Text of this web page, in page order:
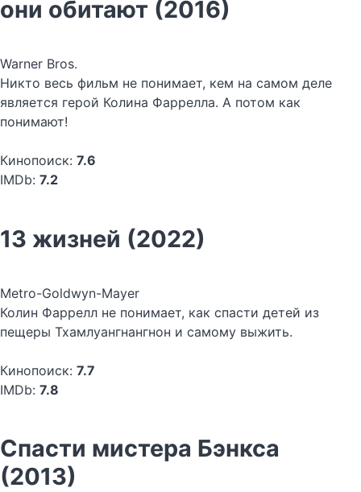
они обитают (2016)
Warner Bros.
Никто весь фильм не понимает, кем на самом деле
является герой Колина Фаррелла. А потом как
понимают!
Кинопоиск: 7.6
IMDb: 7.2
13 жизней (2022)
Metro-Goldwyn-Mayer
Колин Фаррелл не понимает, как спасти детей из
пещеры Тхамлуангнангнон и самому выжить.
Кинопоиск: 7.7
IMDb: 7.8
Спасти мистера Бэнкса
(2013)